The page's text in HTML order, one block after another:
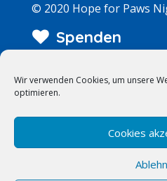
Wir verwenden Cookies, um unsere
optimieren.
Cookies
© 2020 Hope for Paws
Spenden
kommt bei den Hunden